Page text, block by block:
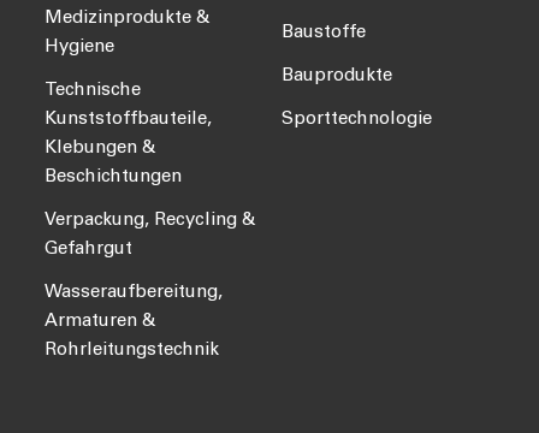
Medizinprodukte &
Hygiene
Technische
Kunststoffbauteile,
Klebungen &
Beschichtungen
Verpackung, Recycling &
Gefahrgut
Wasseraufbereitung,
Armaturen &
Rohrleitungstechnik
Baustoffe
Bauprodukte
Sporttechnologie